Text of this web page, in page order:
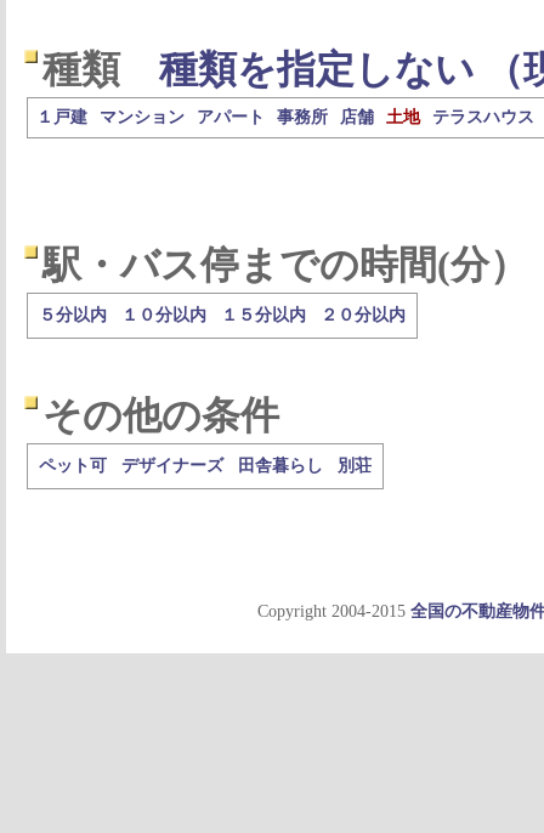
種類 種類を指定しない （
１戸建 マンション アパート 事務所 店舗 土地 テラスハウス
駅・バス停までの時間(分）
５分以内 １０分以内 １５分以内 ２０分以内
その他の条件
ペット可 デザイナーズ 田舎暮らし 別荘
Copyright 2004-2015 全国の不動産物